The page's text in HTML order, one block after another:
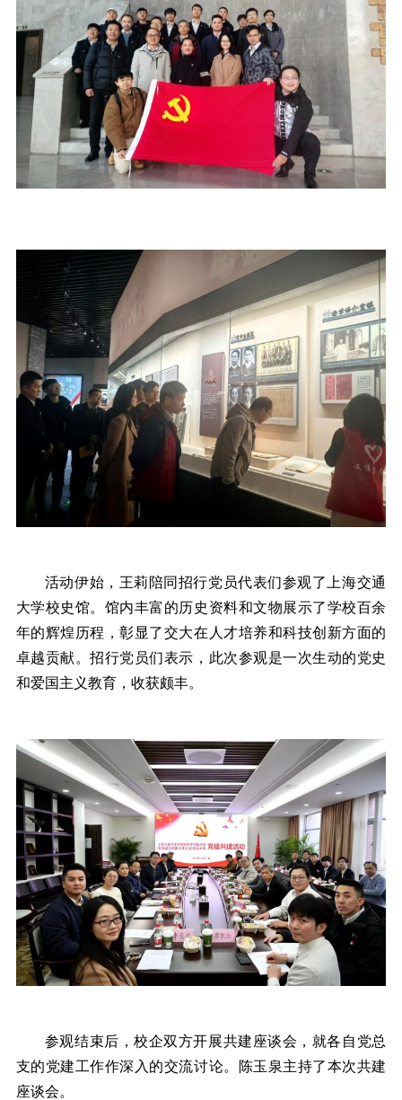
活动伊始，王莉陪同招行党员代表们参观了上海交通
大学校史馆。馆内丰富的历史资料和文物展示了学校百余
年的辉煌历程，彰显了交大在人才培养和科技创新方面的
卓越贡献。招行党员们表示，此次参观是一次生动的党史
和爱国主义教育，收获颇丰。
参观结束后，校企双方开展共建座谈会，就各自党总
支的党建工作作深入的交流讨论。陈玉泉主持了本次共建
座谈会。